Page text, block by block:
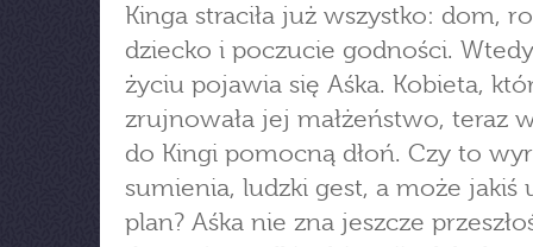
Kinga straciła już wszystko: dom,
dziecko i poczucie godności.
życiu pojawia się Aśka. Kobieta,
zrujnowała jej małżeństwo, teraz
do Kingi pomocną dłoń. Czy to
sumienia, ludzki gest, a może jakiś
plan? Aśka nie zna jeszcze